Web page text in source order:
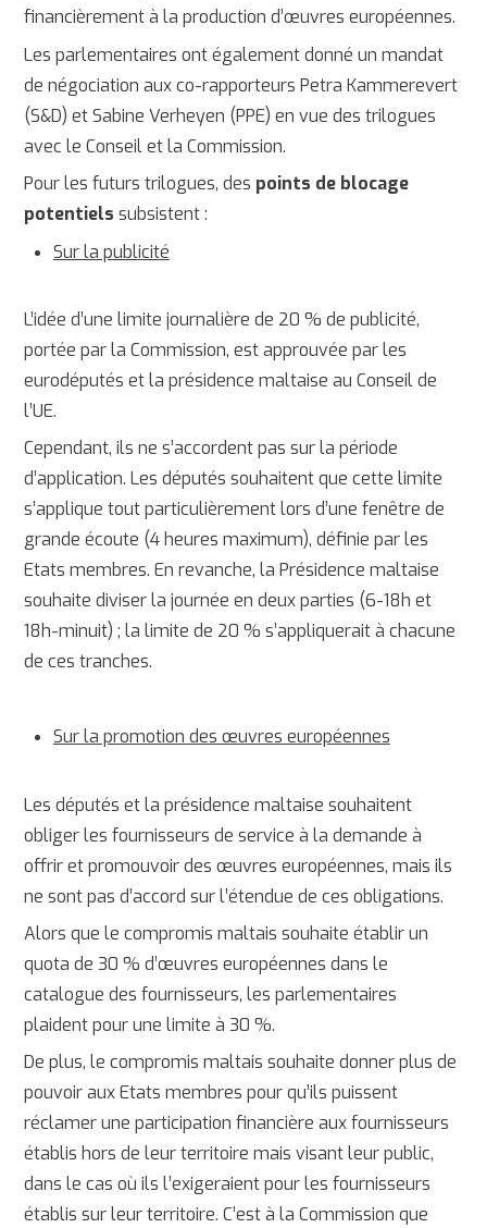
financièrement à la production d’œuvres européennes.
Les parlementaires ont également donné un mandat
de négociation aux co-rapporteurs Petra Kammerevert
(S&D) et Sabine Verheyen (PPE) en vue des trilogues
avec le Conseil et la Commission.
Pour les futurs trilogues, des points de blocage
potentiels subsistent :
Sur la publicité
L’idée d’une limite journalière de 20 % de publicité,
portée par la Commission, est approuvée par les
eurodéputés et la présidence maltaise au Conseil de
l’UE.
Cependant, ils ne s’accordent pas sur la période
d’application. Les députés souhaitent que cette limite
s’applique tout particulièrement lors d’une fenêtre de
grande écoute (4 heures maximum), définie par les
Etats membres. En revanche, la Présidence maltaise
souhaite diviser la journée en deux parties (6-18h et
18h-minuit) ; la limite de 20 % s’appliquerait à chacune
de ces tranches.
Sur la promotion des œuvres européennes
Les députés et la présidence maltaise souhaitent
obliger les fournisseurs de service à la demande à
offrir et promouvoir des œuvres européennes, mais ils
ne sont pas d’accord sur l’étendue de ces obligations.
Alors que le compromis maltais souhaite établir un
quota de 30 % d’œuvres européennes dans le
catalogue des fournisseurs, les parlementaires
plaident pour une limite à 30 %.
De plus, le compromis maltais souhaite donner plus de
pouvoir aux Etats membres pour qu’ils puissent
réclamer une participation financière aux fournisseurs
établis hors de leur territoire mais visant leur public,
dans le cas où ils l’exigeraient pour les fournisseurs
établis sur leur territoire. C’est à la Commission que